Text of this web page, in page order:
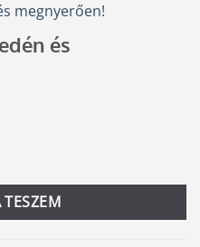
és
Ft.
mennyiség
TESZEM